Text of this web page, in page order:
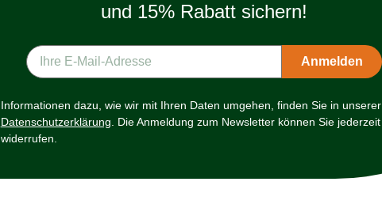
und 15% Rabatt sichern!
Informationen dazu, wie wir mit Ihren Daten umgehen, finden Sie in unserer
Datenschutzerklärung . Die Anmeldung zum Newsletter können Sie jederzeit
widerrufen.